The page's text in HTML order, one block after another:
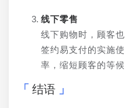
线下零售
线下购物时，顾客
签约易支付的实施
率，缩短顾客的等候
结语